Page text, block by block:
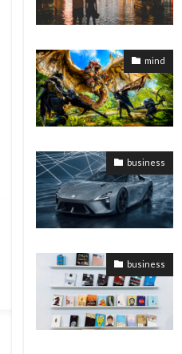
mind
business
business